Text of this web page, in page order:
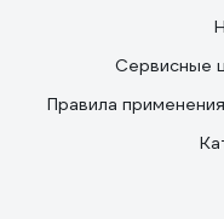
Сервисные
Правила